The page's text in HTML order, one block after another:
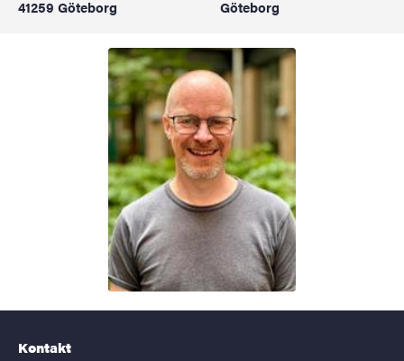
41259 Göteborg
Göteborg
Kontakt